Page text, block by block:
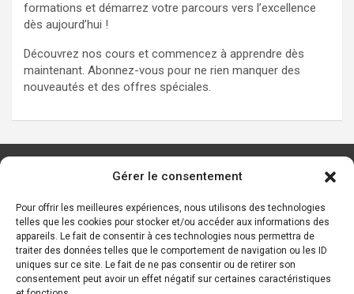
Gérer le consentement
Pour offrir les meilleures expériences, nous utilisons des technologies
telles que les cookies pour stocker et/ou accéder aux informations des
appareils. Le fait de consentir à ces technologies nous permettra de
traiter des données telles que le comportement de navigation ou les ID
uniques sur ce site. Le fait de ne pas consentir ou de retirer son
consentement peut avoir un effet négatif sur certaines caractéristiques
formations et démarrez votre parcours vers l’excellence
dès aujourd’hui !
Découvrez nos cours et commencez à apprendre dès
maintenant. Abonnez-vous pour ne rien manquer des
nouveautés et des offres spéciales.
Les principaux outils d’IA
Ressources sur l’IA
Start-ups de l’IA
Les personnalités de l’IA
Lexique de l’IA générative et des chatbots IA